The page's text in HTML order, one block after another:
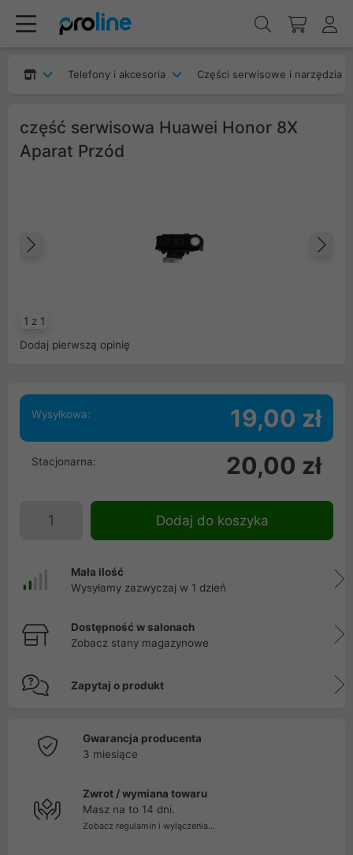
Telefony i akcesoria Części serwisowe i narzędzia
część serwisowa Huawei Honor 8X
Aparat Przód
1 z 1
Dodaj pierwszą opinię
Wysyłkowa: 19,00 zł
Stacjonarna: 20,00 zł
Dodaj do koszyka
Mała ilość
Wysyłamy zazwyczaj w 1 dzień
Dostępność w salonach
Zobacz stany magazynowe
Zapytaj o produkt
Gwarancja producenta
3 miesiące
Zwrot / wymiana towaru
Masz na to 14 dni.
Zobacz regulamin i wyłączenia...